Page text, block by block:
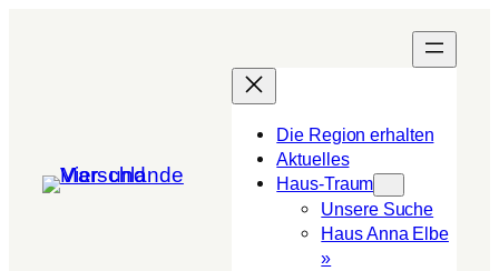
Die Region erhalten
Aktuelles
Haus-Traum
Unsere Suche
Haus Anna Elbe
»